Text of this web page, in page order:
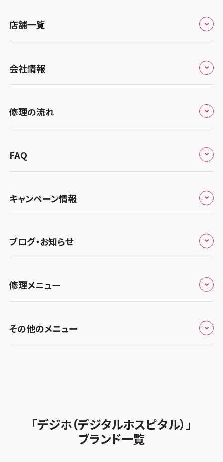
店舗一覧
北海道・東北
スマホスピタル大丸札幌
関東
スマホスピタル宇都宮
スマホスピタル 高崎
スマホスピタル鴻巣
スマホスピタル テルル三芳
スマホスピタル 熊谷
スマホスピタル ゲオデジタルベース川口元郷
スマホスピタル埼玉大宮
スマホスピタル テルル蒲生
スマホスピタル テルル新越谷
スマホスピタル テルル草加花栗
スマホスピタル テルル東川口
スマホスピタル テルル松戸五香
北陸・甲信越
スマホスピタルアル・プラザ小松
スマホスピタル 北陸総合修理センター
スマホスピタル 長野
東海
スマホスピタル岐阜
スマホスピタル 浜松
スマホスピタル静岡パルコ
スマホスピタル 藤枝
スマホスピタル名古屋駅前
スマホスピタル名古屋金山
スマホスピタル 大府
スマホスピタル 西枇杷島
スマホスピタル平和が丘
スマホスピタル春日井勝川
関西
スマホスピタル 大阪梅田
スマホスピタル by デジホ 梅田地下（うめちか）
スマホスピタル京橋
スマホスピタル難波
スマホスピタルイオンタウン茨木太田
スマホスピタル住道オペラパーク
スマホスピタル東大阪ロンモール布施
中国・四国
スマホスピタル岡山駅前
スマホスピタル西条
スマホスピタル by デジホ マークイズ福岡もも
ち
スマホスピタル福岡天神
スマホスピタル熊本下通
スマホスピタル GODOモバイル大分府内町
会社情報
会社概要
総務省登録業者
特定商取引法に関する表記
プライバシーポリシー
郵送修理依頼
修理の流れ
郵送修理の流れ
FAQ
キャンペーン情報
キャンペーン一覧
ブログ・お知らせ
お知らせ
修理メニュー
iPhone修理メニュー
MacBook修理メニュー
その他のメニュー
FCNTスマートフォン修理
「デジホ（デジタルホスピタル）」
ブランド一覧